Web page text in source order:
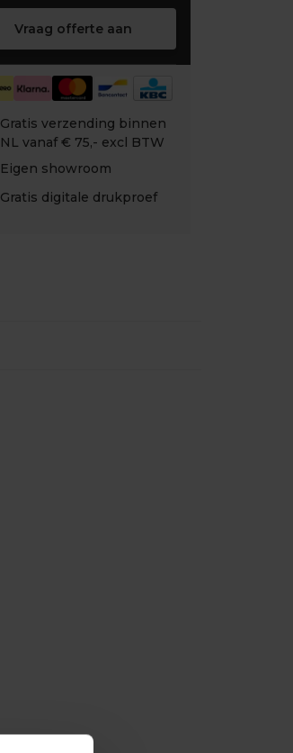
Vraag offerte aan
Gratis verzending binnen
NL vanaf € 75,- excl BTW
Eigen showroom
Gratis digitale drukproef